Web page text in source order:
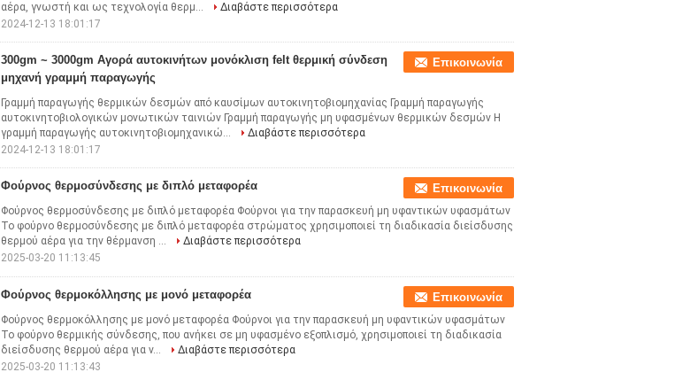
αέρα, γνωστή και ως τεχνολογία θερμ...
Διαβάστε περισσότερα
2024-12-13 18:01:17
300gm ~ 3000gm Αγορά αυτοκινήτων μονόκλιση felt θερμική σύνδεση
μηχανή γραμμή παραγωγής
Επικοινωνία
Γραμμή παραγωγής θερμικών δεσμών από καυσίμων αυτοκινητοβιομηχανίας Γραμμή παραγωγής
αυτοκινητοβιολογικών μονωτικών ταινιών Γραμμή παραγωγής μη υφασμένων θερμικών δεσμών Η
γραμμή παραγωγής αυτοκινητοβιομηχανικώ...
Διαβάστε περισσότερα
2024-12-13 18:01:17
Φούρνος θερμοσύνδεσης με διπλό μεταφορέα Επικοινωνία
Φούρνος θερμοσύνδεσης με διπλό μεταφορέα Φούρνοι για την παρασκευή μη υφαντικών υφασμάτων
Το φούρνο θερμοσύνδεσης με διπλό μεταφορέα στρώματος χρησιμοποιεί τη διαδικασία διείσδυσης
θερμού αέρα για την θέρμανση ...
Διαβάστε περισσότερα
2025-03-20 11:13:45
Φούρνος θερμοκόλλησης με μονό μεταφορέα Επικοινωνία
Φούρνος θερμοκόλλησης με μονό μεταφορέα Φούρνοι για την παρασκευή μη υφαντικών υφασμάτων
Το φούρνο θερμικής σύνδεσης, που ανήκει σε μη υφασμένο εξοπλισμό, χρησιμοποιεί τη διαδικασία
διείσδυσης θερμού αέρα για ν...
Διαβάστε περισσότερα
2025-03-20 11:13:43